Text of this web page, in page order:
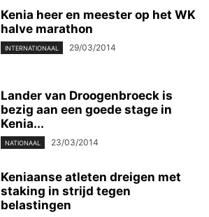
Kenia heer en meester op het WK
halve marathon
INTERNATIONAAL 29/03/2014
Lander van Droogenbroeck is
bezig aan een goede stage in
Kenia...
NATIONAAL 23/03/2014
Keniaanse atleten dreigen met
staking in strijd tegen
belastingen